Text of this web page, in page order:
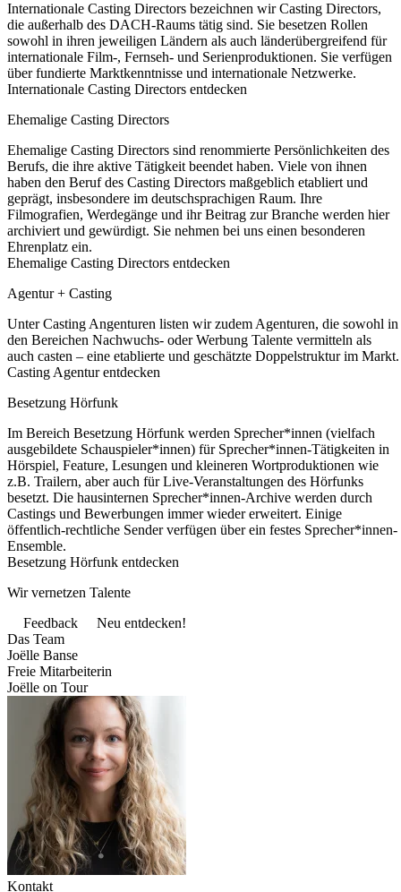
Internationale Casting Directors bezeichnen wir Casting Directors,
die außerhalb des DACH-Raums tätig sind. Sie besetzen Rollen
sowohl in ihren jeweiligen Ländern als auch länderübergreifend für
internationale Film-, Fernseh- und Serienproduktionen. Sie verfügen
über fundierte Marktkenntnisse und internationale Netzwerke.
Internationale Casting Directors entdecken
Ehemalige Casting Directors
Ehemalige Casting Directors sind renommierte Persönlichkeiten des
Berufs, die ihre aktive Tätigkeit beendet haben. Viele von ihnen
haben den Beruf des Casting Directors maßgeblich etabliert und
geprägt, insbesondere im deutschsprachigen Raum. Ihre
Filmografien, Werdegänge und ihr Beitrag zur Branche werden hier
archiviert und gewürdigt. Sie nehmen bei uns einen besonderen
Ehrenplatz ein.
Ehemalige Casting Directors entdecken
Agentur + Casting
Unter Casting Angenturen listen wir zudem Agenturen, die sowohl in
den Bereichen Nachwuchs- oder Werbung Talente vermitteln als
auch casten – eine etablierte und geschätzte Doppelstruktur im Markt.
Casting Agentur entdecken
Besetzung Hörfunk
Im Bereich Besetzung Hörfunk werden Sprecher*innen (vielfach
ausgebildete Schauspieler*innen) für Sprecher*innen-Tätigkeiten in
Hörspiel, Feature, Lesungen und kleineren Wortproduktionen wie
z.B. Trailern, aber auch für Live-Veranstaltungen des Hörfunks
besetzt. Die hausinternen Sprecher*innen-Archive werden durch
Castings und Bewerbungen immer wieder erweitert. Einige
öffentlich-rechtliche Sender verfügen über ein festes Sprecher*innen-
Ensemble.
Besetzung Hörfunk entdecken
Wir vernetzen Talente
Feedback
Neu entdecken!
Das Team
Joëlle Banse
Freie Mitarbeiterin
Joëlle on Tour
Kontakt